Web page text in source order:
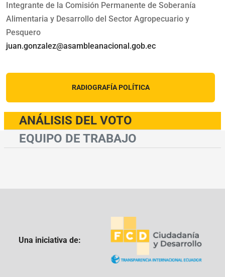
Integrante de la Comisión Permanente de Soberanía
Alimentaria y Desarrollo del Sector Agropecuario y
Pesquero
juan.gonzalez@asambleanacional.gob.ec
RADIOGRAFÍA POLÍTICA
ANÁLISIS DEL VOTO
EQUIPO DE TRABAJO
Una iniciativa de: